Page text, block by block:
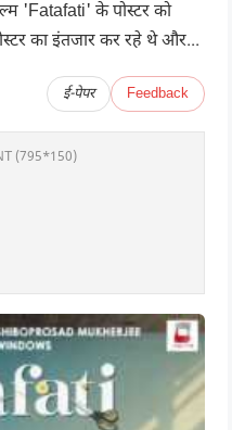
'Fatafati' के पोस्टर को
का इंतजार कर रहे थे और...
ई-पेपर Feedback
(795*150)